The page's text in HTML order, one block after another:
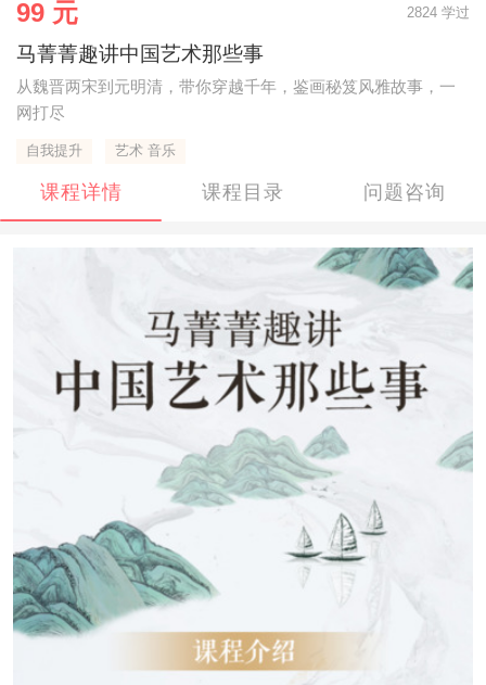
99 元 2824 学过
马菁菁趣讲中国艺术那些事
从魏晋两宋到元明清，带你穿越千年，鉴画秘笈风雅故事，一
网打尽
自我提升 艺术 音乐
课程详情 课程目录 问题咨询